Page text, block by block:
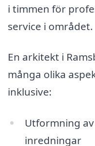
i timmen för
service i området.
En arkitekt i
många olika
inklusive:
Utformning
inredningar